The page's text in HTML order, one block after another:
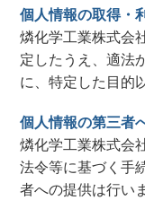
個人情報の取得・
燐化学工業株式会
定したうえ、適法
に、特定した目的
個人情報の第三者
燐化学工業株式会
法令等に基づく手
者への提供は行い